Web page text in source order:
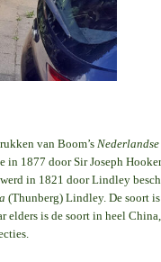
van Boom’s
in 1877 door Sir Joseph
in 1821 door Lindley
(Thunberg) Lindley. De soort
is de soort in heel